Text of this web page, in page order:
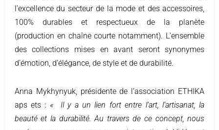
l’excellence du secteur de la mode et des accessoires,
100% durables et respectueux de la planète
(production en chaîne courte notamment). L’ensemble
des collections mises en avant seront synonymes
d’émotion, d’élégance, de style et de durabilité.
Anna Mykhynyuk, présidente de l’association ETHIKA
aps ets : « Il y a un lien fort entre l’art, l’artisanat, la
beauté et la durabilité. Au travers de ce concept, nous